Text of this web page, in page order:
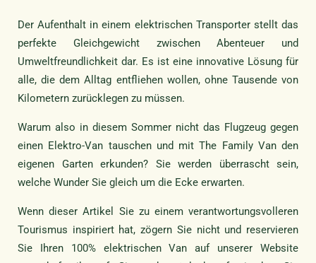
Der Aufenthalt in einem elektrischen Transporter stellt das
perfekte Gleichgewicht zwischen Abenteuer und
Umweltfreundlichkeit dar. Es ist eine innovative Lösung für
alle, die dem Alltag entfliehen wollen, ohne Tausende von
Kilometern zurücklegen zu müssen.
Warum also in diesem Sommer nicht das Flugzeug gegen
einen Elektro-Van tauschen und mit The Family Van den
eigenen Garten erkunden? Sie werden überrascht sein,
welche Wunder Sie gleich um die Ecke erwarten.
Wenn dieser Artikel Sie zu einem verantwortungsvolleren
Tourismus inspiriert hat, zögern Sie nicht und reservieren
Sie Ihren 100% elektrischen Van auf unserer Website